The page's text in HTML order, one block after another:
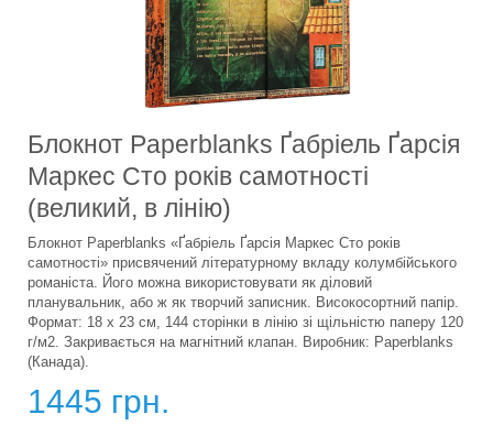
Блокнот Paperblanks Ґабріель Ґарсія
Маркес Сто років самотності
(великий, в лінію)
Блокнот Paperblanks «Ґабріель Ґарсія Маркес Сто років
самотності» присвячений літературному вкладу колумбійського
романіста. Його можна використовувати як діловий
планувальник, або ж як творчий записник. Високосортний папір.
Формат: 18 х 23 см, 144 сторінки в лінію зі щільністю паперу 120
г/м2. Закривається на магнітний клапан. Виробник: Paperblanks
(Канада).
1445 грн.